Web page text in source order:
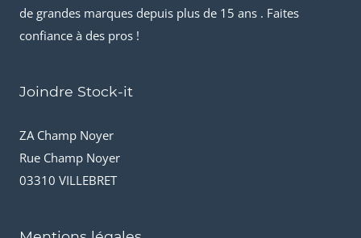
de grandes marques depuis plus de 15 ans . Faites
confiance à des pros !
Joindre Stock-it
ZA Champ Noyer
Rue Champ Noyer
03310 VILLEBRET